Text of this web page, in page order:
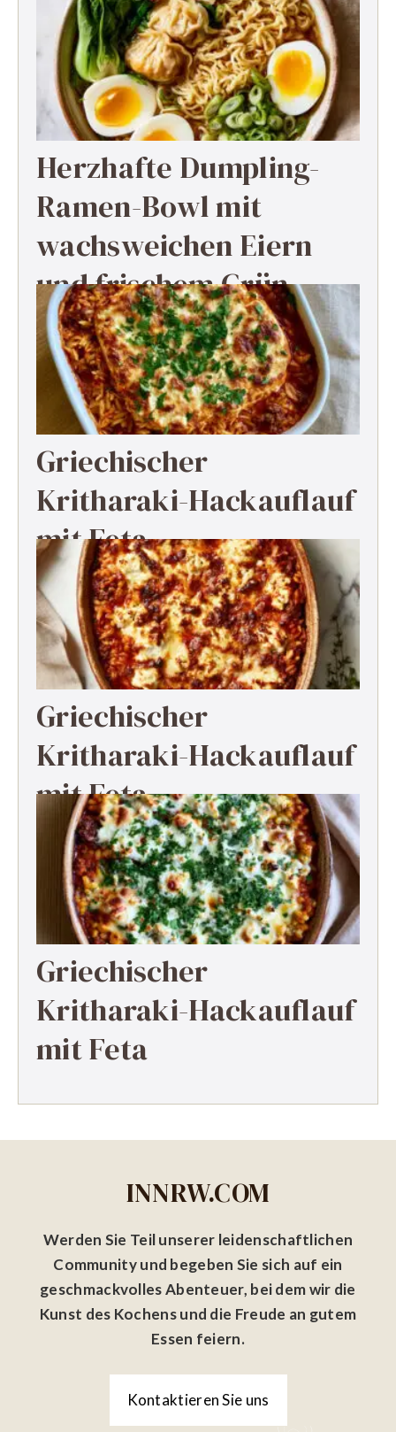
Herzhafte Dumpling-
Ramen-Bowl mit
wachsweichen Eiern
und frischem Grün
Griechischer
Kritharaki-Hackauflauf
mit Feta
Griechischer
Kritharaki-Hackauflauf
mit Feta
Griechischer
Kritharaki-Hackauflauf
mit Feta
INNRW.COM
Werden Sie Teil unserer leidenschaftlichen
Community und begeben Sie sich auf ein
geschmackvolles Abenteuer, bei dem wir die
Kunst des Kochens und die Freude an gutem
Essen feiern.
Kontaktieren Sie uns